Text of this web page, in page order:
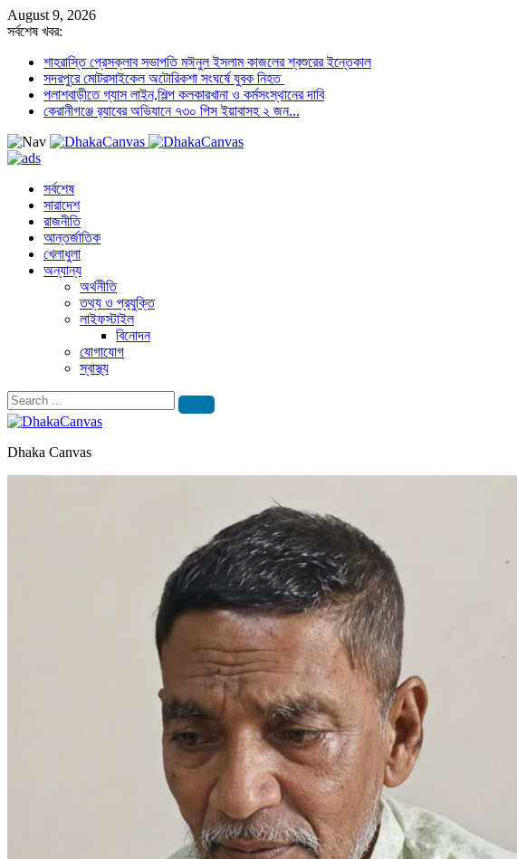
August 9, 2026
সর্বশেষ খবর:
শাহরাস্তি প্রেসক্লাব সভাপতি মঈনুল ইসলাম কাজলের শ্বশুরের ইন্তেকাল
সদরপুরে মোটরসাইকেল অটোরিকশা সংঘর্ষে যুবক নিহত
পলাশবাড়ীতে গ্যাস লাইন,শিল্প কলকারখানা ও কর্মসংস্থানের দাবি
কেরানীগঞ্জে র‍্যাবের অভিযানে ৭৩০ পিস ইয়াবাসহ ২ জন...
সর্বশেষ
সারাদেশ
রাজনীতি
আন্তর্জাতিক
খেলাধুলা
অন্যান্য
অর্থনীতি
তথ্য ও প্রযুক্তি
লাইফস্টাইল
বিনোদন
যোগাযোগ
স্বাস্থ্য
Dhaka Canvas